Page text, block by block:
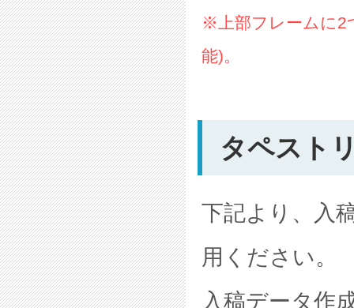
※上部フレームに2
能)。
タペスト
下記より、入
用ください。
入稿データ作